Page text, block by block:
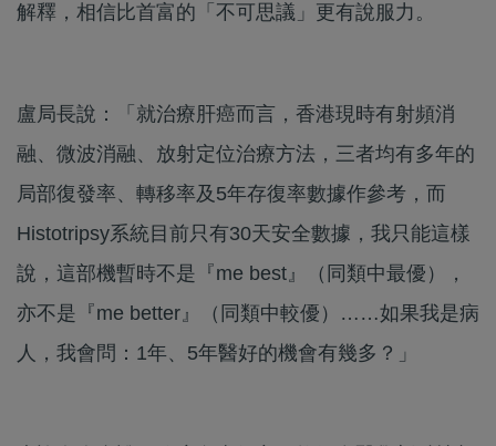
解釋，相信比首富的「不可思議」更有說服力。
盧局長說：「就治療肝癌而言，香港現時有射頻消
融、微波消融、放射定位治療方法，三者均有多年的
局部復發率、轉移率及5年存復率數據作參考，而
Histotripsy系統目前只有30天安全數據，我只能這樣
說，這部機暫時不是『me best』（同類中最優），
亦不是『me better』（同類中較優）……如果我是病
人，我會問：1年、5年醫好的機會有幾多？」